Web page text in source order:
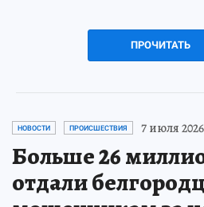
ПРОЧИТАТЬ
НОВОСТИ ПРОИСШЕСТВИЯ 7 июля
Больше 26
отдали